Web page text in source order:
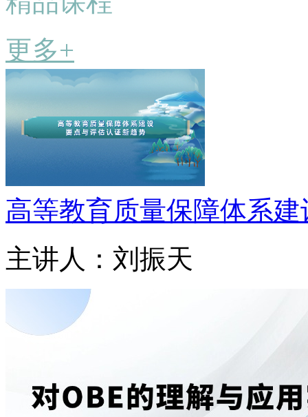
更多+
高等教育质量保障体系
主讲人：刘振天